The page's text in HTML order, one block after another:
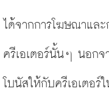
ได้จากการโฆษณาแล
ครีเอเตอร์นั้นๆ นอกจ
โบนัสให้กับครีเอเตอ